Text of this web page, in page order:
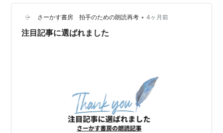
なっているため、どの記事が注目されているのか気にな
り、今回表示させてみました。 今のところ、最近の記事
のアクセス数が比較的良いようです。しばらく…
さーかす書房 拍手のための朗読再考 • 4ヶ月前
注目記事に選ばれました